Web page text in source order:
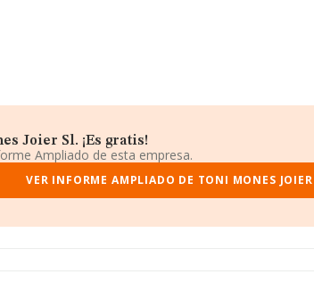
Joier Sl. ¡Es gratis!
Ampliado de esta empresa.
VER INFORME AMPLIADO DE TONI MONES